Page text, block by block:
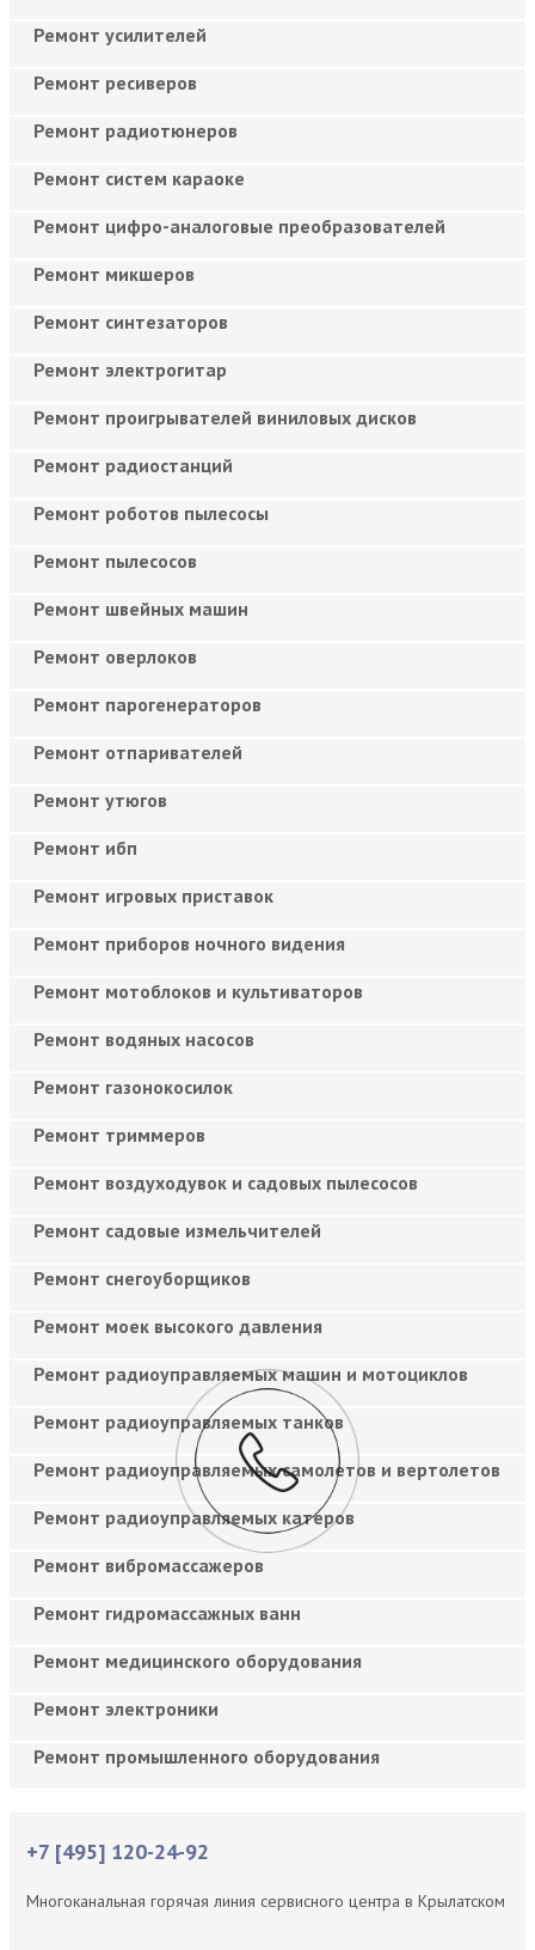
Ремонт усилителей
Ремонт ресиверов
Ремонт радиотюнеров
Ремонт систем караоке
Ремонт цифро-аналоговые преобразователей
Ремонт микшеров
Ремонт синтезаторов
Ремонт электрогитар
Ремонт проигрывателей виниловых дисков
Ремонт радиостанций
Ремонт роботов пылесосы
Ремонт пылесосов
Ремонт швейных машин
Ремонт оверлоков
Ремонт парогенераторов
Ремонт отпаривателей
Ремонт утюгов
Ремонт ибп
Ремонт игровых приставок
Ремонт приборов ночного видения
Ремонт мотоблоков и культиваторов
Ремонт водяных насосов
Ремонт газонокосилок
Ремонт триммеров
Ремонт воздуходувок и садовых пылесосов
Ремонт садовые измельчителей
Ремонт снегоуборщиков
Ремонт моек высокого давления
Ремонт радиоуправляемых машин и мотоциклов
Ремонт радиоуправляемых танков
Ремонт радиоуправляемых самолетов и вертолетов
Ремонт радиоуправляемых катеров
Ремонт вибромассажеров
Ремонт гидромассажных ванн
Ремонт медицинского оборудования
Ремонт электроники
Ремонт промышленного оборудования
+7 [495] 120-24-92
Многоканальная горячая линия сервисного центра в Крылатском